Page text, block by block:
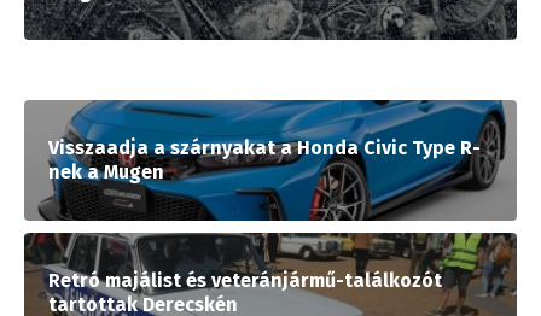
Visszaadja a szárnyakat a Honda Civic Type R-
nek a Mugen
Retró majálist és veteránjármű-találkozót
tartottak Derecskén